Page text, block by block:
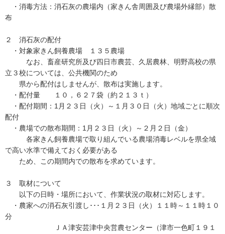
・消毒方法：消石灰の農場内（家きん舎周囲及び農場外縁部）散
布
２ 消石灰の配付
・対象家きん飼養農場 １３５農場
なお、畜産研究所及び四日市農芸、久居農林、明野高校の県
立３校については、公共機関のため
県から配付はしませんが、散布は実施します。
・配付量 １０，６２７袋（約２１３ｔ）
・配付期間：1月２３日（火）～１月３０日（火）地域ごとに順次
配付
・農場での散布期間：1月２３日（火）～２月２日（金）
各家きん飼養農場で取り組んでいる農場消毒レベルを県全域
で高い水準で備えておく必要がある
ため、この期間内での散布を求めています。
３ 取材について
以下の日時・場所において、作業状況の取材に対応します。
・農家への消石灰引渡し･･･１月２３日（火）１１時～１１時１０
分
ＪＡ津安芸津中央営農センター（津市一色町１９１